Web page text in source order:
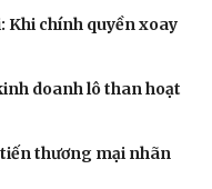
Khi chính quyền xoay
doanh lô than hoạt
tiến thương mại nhãn